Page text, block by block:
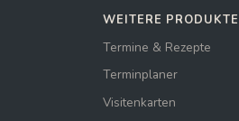
WEITERE PRODUKTE
Termine & Rezepte
Terminplaner
Visitenkarten